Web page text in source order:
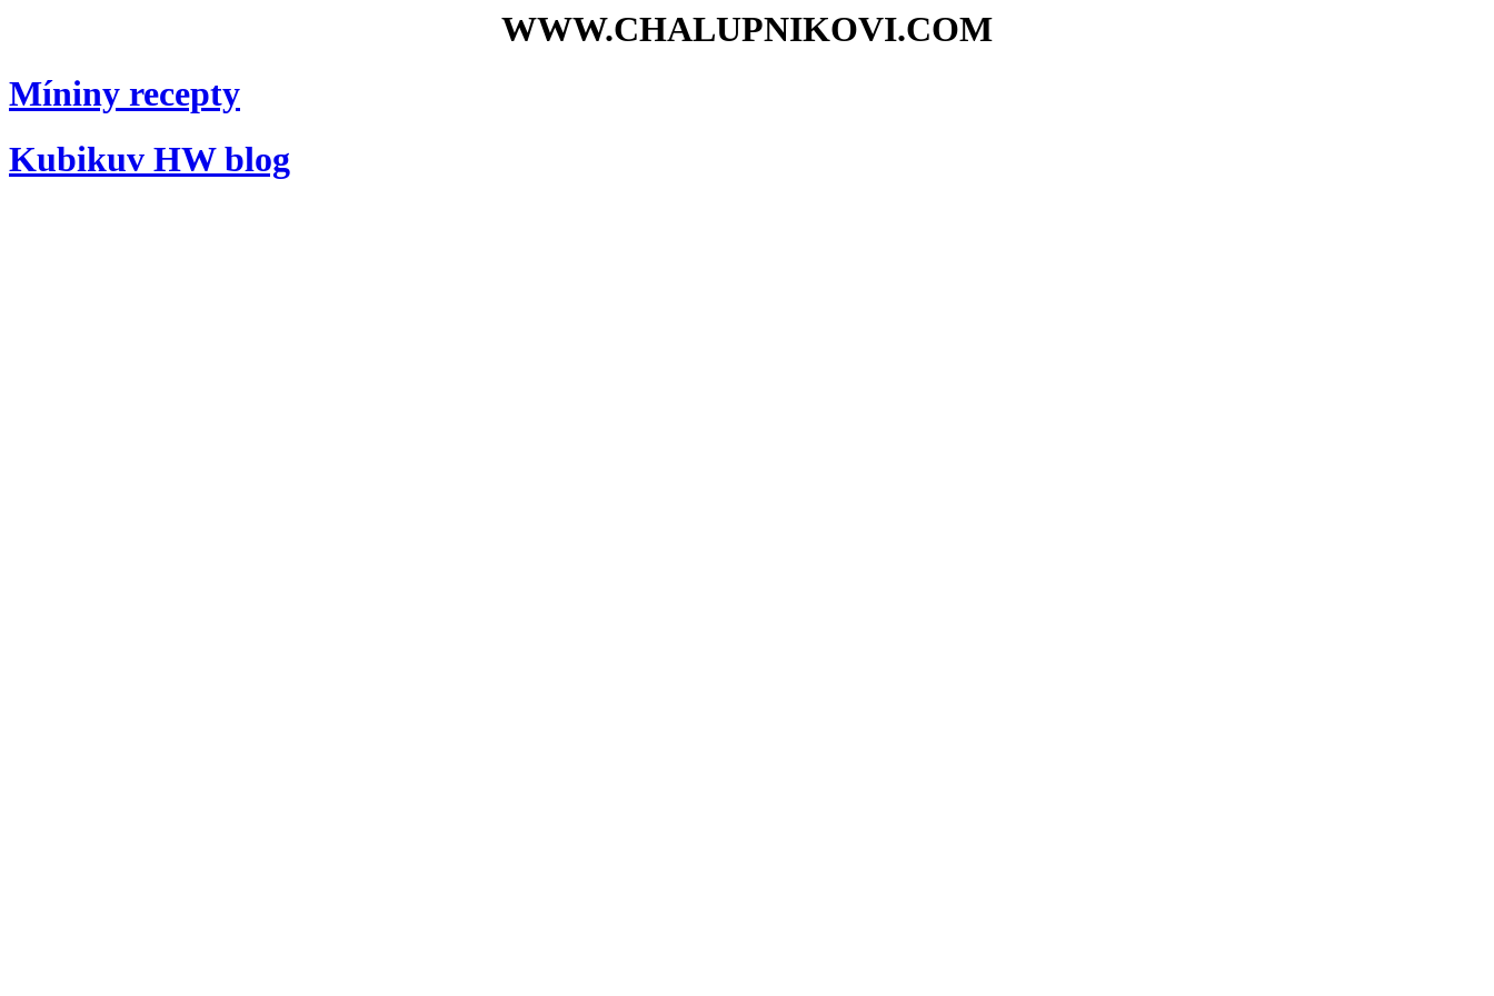
WWW.CHALUPNIKOVI.COM
Míniny recepty
Kubikuv HW blog